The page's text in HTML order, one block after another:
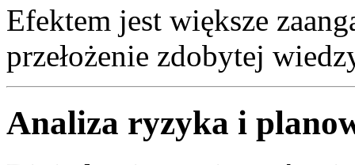
Efektem jest większe
przełożenie zdobytej
Analiza ryzyka i